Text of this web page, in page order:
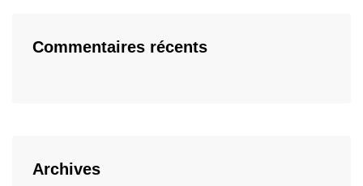
Commentaires récents
Archives